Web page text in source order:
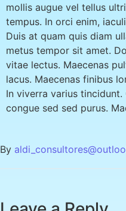
mollis augue vel tellus
tempus. In orci enim,
Duis at quam quis diam
metus tempor sit amet.
vitae lectus. Maecenas
lacus. Maecenas finibus
In viverra varius
congue sed sed purus.
By